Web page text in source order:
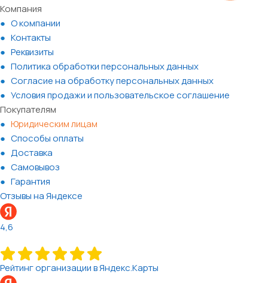
Компания
О компании
Контакты
Реквизиты
Политика обработки персональных данных
Согласие на обработку персональных данных
Условия продажи и пользовательское соглашение
Покупателям
Юридическим лицам
Способы оплаты
Доставка
Самовывоз
Гарантия
Отзывы на Яндексе
4,6
Рейтинг организации в Яндекс.Карты